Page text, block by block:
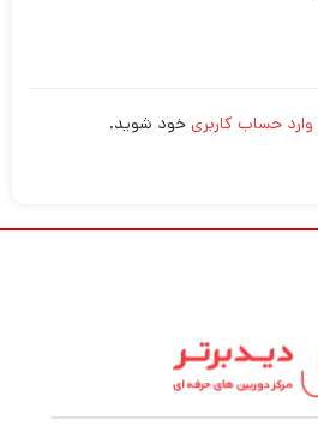
وارد حساب کاربری خود شوید.